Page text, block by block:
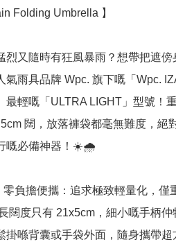
Folding Umbrella 】﻿
烈又隨時有狂風暴雨？想帶把遮傍
氣雨具品牌 Wpc. 旗下嘅「Wpc.
最輕嘅「ULTRA LIGHT」型號！
闊，放落褲袋都毫無難度，絕
嘅必備神器！☀️🌧️
零負擔便攜：追求極致輕量化，僅
闊度只有 21x5cm，細小嘅手柄仲
掛喺背囊或手袋外面，隨身攜帶超